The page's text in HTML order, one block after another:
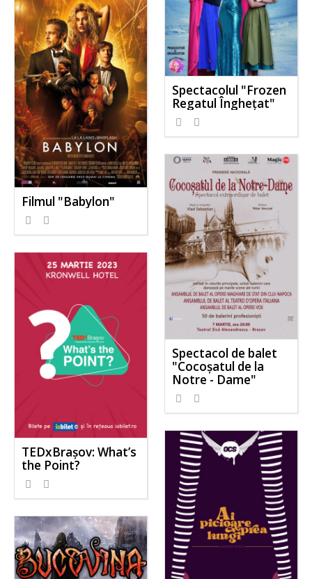
Spectacolul "Frozen
Regatul Înghețat"
Filmul "Babylon"
Spectacol de balet
"Cocoșatul de la
Notre - Dame"
TEDxBrașov: What’s
the Point?